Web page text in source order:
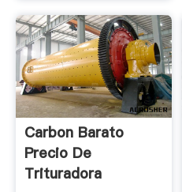
Carbon Barato
Precio De
Trituradora